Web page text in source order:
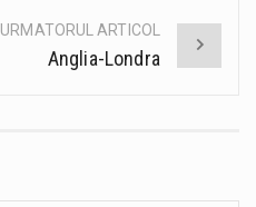
URMATORUL ARTICOL
Anglia-Londra